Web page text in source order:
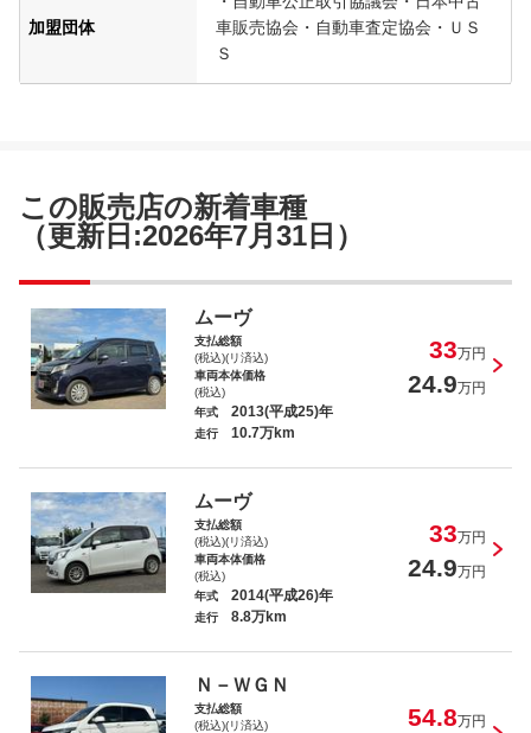
加盟団体
車販売協会・自動車査定協会・ＵＳ
Ｓ
この販売店の新着車種
（更新日:2026年7月31日）
ムーヴ
支払総額
(税込)(リ済込)
33万円
車両本体価格
(税込)
24.9万円
年式 2013(平成25)年
走行 10.7万km
ムーヴ
支払総額
(税込)(リ済込)
33万円
車両本体価格
(税込)
24.9万円
年式 2014(平成26)年
走行 8.8万km
Ｎ－ＷＧＮ
支払総額
(税込)(リ済込)
54.8万円